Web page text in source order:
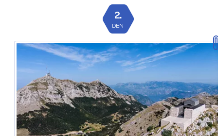
2.
DEN